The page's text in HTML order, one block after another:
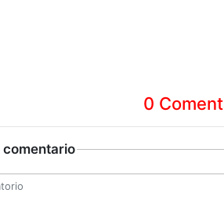
0
comentario